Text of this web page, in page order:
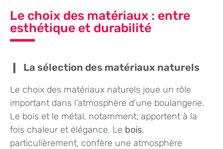
Le choix des matériaux : entre
esthétique et durabilité
La sélection des matériaux naturels
Le choix des matériaux naturels joue un rôle
important dans l’atmosphère d’une boulangerie.
Le bois et le métal, notamment, apportent à la
fois chaleur et élégance. Le bois,
particulièrement, confère une atmosphère